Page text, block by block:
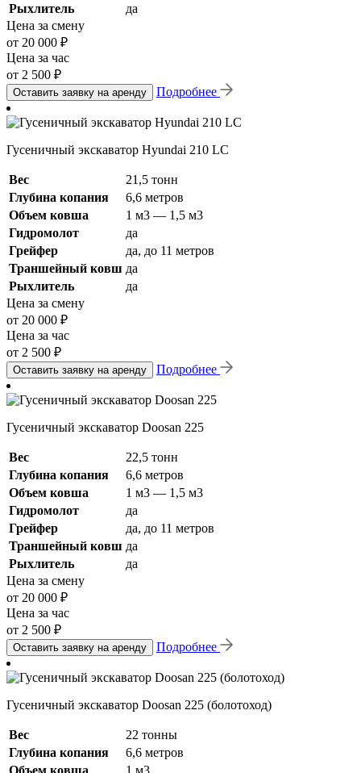
Рыхлитель
да
Цена за смену
от 20 000 ₽
Цена за час
от 2 500 ₽
Оставить заявку на аренду Подробнее
Гусеничный экскаватор Hyundai 210 LC
Вес
21,5 тонн
Глубина копания
6,6 метров
Объем ковша
1 м3 — 1,5 м3
Гидромолот
да
Грейфер
да, до 11 метров
Траншейный ковш да
Рыхлитель
да
Цена за смену
от 20 000 ₽
Цена за час
от 2 500 ₽
Оставить заявку на аренду Подробнее
Гусеничный экскаватор Doosan 225
Вес
22,5 тонн
Глубина копания
6,6 метров
Объем ковша
1 м3 — 1,5 м3
Гидромолот
да
Грейфер
да, до 11 метров
Траншейный ковш да
Рыхлитель
да
Цена за смену
от 20 000 ₽
Цена за час
от 2 500 ₽
Оставить заявку на аренду Подробнее
Гусеничный экскаватор Doosan 225 (болотоход)
Вес
22 тонны
Глубина копания
6,6 метров
Объем ковша
1 м3